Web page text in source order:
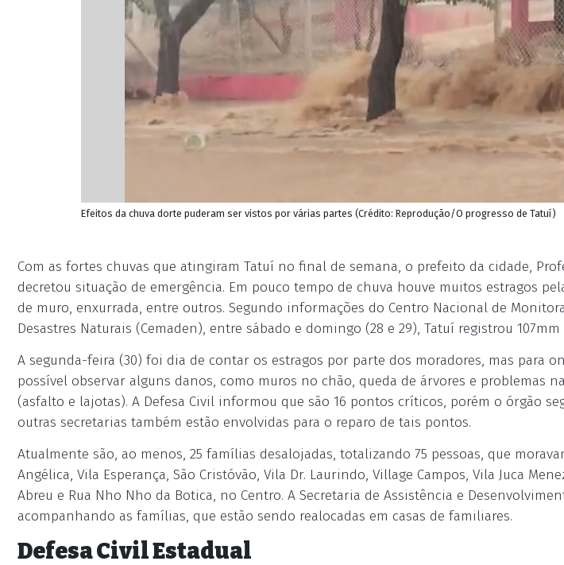
Efeitos da chuva dorte puderam ser vistos por várias partes (Crédito: Reprodução/O progresso de Tatuí)
Com as fortes chuvas que atingiram Tatuí no final de semana, o prefeito da cidade,
decretou situação de emergência. Em pouco tempo de chuva houve muitos estragos
de muro, enxurrada, entre outros. Segundo informações do Centro Nacional de
Desastres Naturais (Cemaden), entre sábado e domingo (28 e 29), Tatuí registrou 107mm
A segunda-feira (30) foi dia de contar os estragos por parte dos moradores, mas para
possível observar alguns danos, como muros no chão, queda de árvores e problemas
(asfalto e lajotas). A Defesa Civil informou que são 16 pontos críticos, porém o órgão
outras secretarias também estão envolvidas para o reparo de tais pontos.
Atualmente são, ao menos, 25 famílias desalojadas, totalizando 75 pessoas, que
Angélica, Vila Esperança, São Cristóvão, Vila Dr. Laurindo, Village Campos, Vila Juca
Abreu e Rua Nho Nho da Botica, no Centro. A Secretaria de Assistência e
acompanhando as famílias, que estão sendo realocadas em casas de familiares.
Defesa Civil Estadual